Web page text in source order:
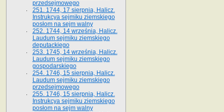
przedsejmowego
251. 1744, 17 sierpnia, Halicz.
Instrukcya sejmiku ziemskiego
posłom na sejm walny
252. 1744, 14 września, Halicz.
Laudum sejmiku ziemskiego
deputackiego
253. 1745, 14 września, Halicz.
Laudum sejmiku ziemskiego
gospodarskiego
254. 1746, 15 sierpnia, Halicz.
Laudum sejmiku ziemskiego
przedsejmowego
255. 1746, 15 sierpnia, Halicz.
Instrukcya sejmiku ziemskiego
posłom na sejm walny